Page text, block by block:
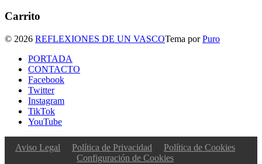
Carrito
© 2026 REFLEXIONES DE UN VASCOTema porPuro
PORTADA
CONTACTO
Facebook
Twitter
Instagram
TikTok
YouTube
Aviso Legal Política de Privacidad
Política de Cookies
Configuración de Cookies